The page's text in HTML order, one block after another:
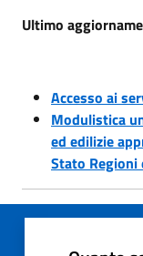
Ultimo
Accesso ai
Modulistica
ed edilizie
Stato Regioni